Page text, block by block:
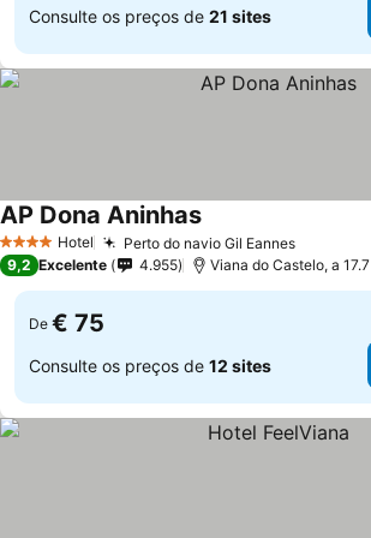
Consulte os preços de 21 sites
4 EstrelasHotel Perto do navio Gil Eannes
AP Dona Aninhas
9,2 Excelente 4.955 Viana do Castelo, a
De € 75
Consulte os preços de 12 sites